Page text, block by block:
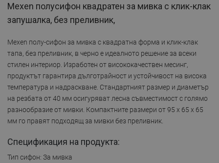
Mexen полусифон квадратен за мивка с клик-клак
запушалка, без преливник,
Mexen полу-сифон за мивка с квадратна форма и клик-клак
тапа, без преливник, в черно е идеалното решение за всеки
стилен интериор. Изработен от висококачествен месинг,
продуктът гарантира дълготрайност и устойчивост на висока
температура и надраскване. Стандартният размер и диаметър
на резбата от 40 мм осигуряват лесна съвместимост с голямо
разнообразие от мивки. Компактните размери от 95 x 65 x 65
мм го правят подходящ за мивки без преливник.
Спецификация на продукта:
Тип сифон: За мивка